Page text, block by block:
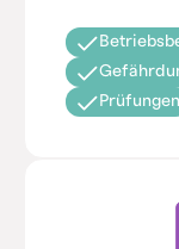
Prüfungen